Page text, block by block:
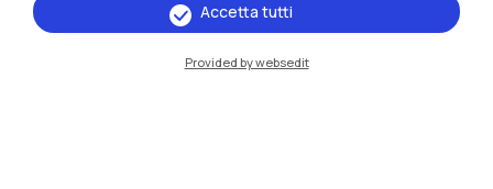
Milano Leonardo Accetta tutti
Provided by websedit